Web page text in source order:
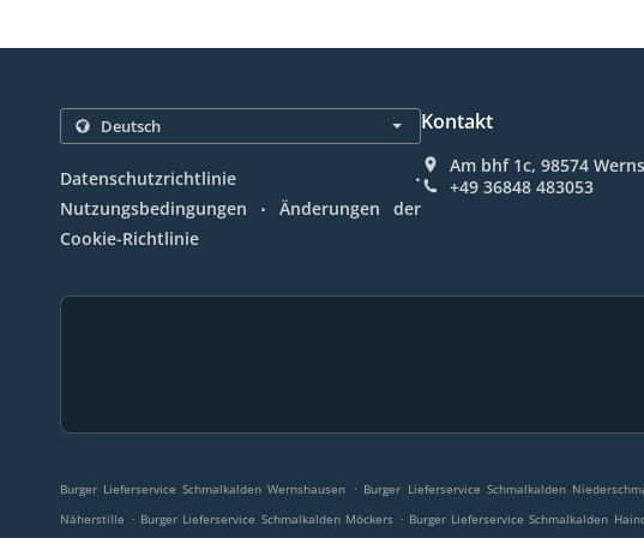
Datenschutzrichtlinie .
Nutzungsbedingungen .
Änderungen der
Cookie-Richtlinie
Kontakt
Am bhf 1c, 98574
+49 36848 483053
Burger Lieferservice Schmalkalden Wernshausen . Burger Lieferservice Schmalkalden
Näherstille . Burger Lieferservice Schmalkalden Möckers . Burger Lieferservice Schmalkalden